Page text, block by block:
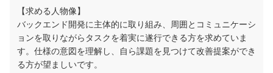
【求める人物像】
バックエンド開発に主体的に取り組み、周囲とコミュニケーシ
ョンを取りながらタスクを着実に遂行できる方を求めていま
す。仕様の意図を理解し、自ら課題を見つけて改善提案ができ
る方が望ましいです。